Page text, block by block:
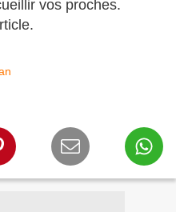
vos proches.